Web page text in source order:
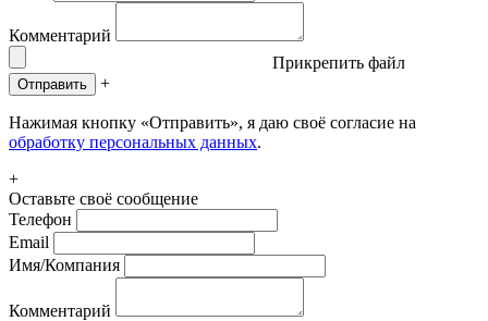
Комментарий
Прикрепить файл
Отправить +
Нажимая кнопку «Отправить», я даю своё согласие на
обработку персональных данных.
+
Оставьте своё сообщение
Телефон
Email
Имя/Компания
Комментарий